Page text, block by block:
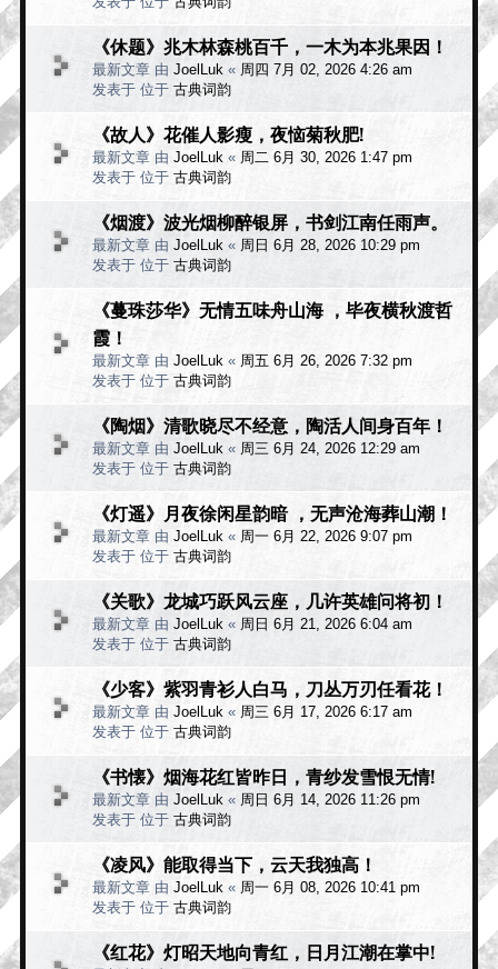
《休题》兆木林森桃百千，一木为本兆果因！
最新文章 由 JoelLuk « 周四 7月 02, 2026 4:26 am
发表于 位于 古典词韵
《故人》花催人影瘦，夜恼菊秋肥!
最新文章 由 JoelLuk « 周二 6月 30, 2026 1:47 pm
发表于 位于 古典词韵
《烟渡》波光烟柳醉银屏，书剑江南任雨声。
最新文章 由 JoelLuk « 周日 6月 28, 2026 10:29 pm
发表于 位于 古典词韵
《蔓珠莎华》无情五味舟山海 ，毕夜横秋渡哲
霞！
最新文章 由 JoelLuk « 周五 6月 26, 2026 7:32 pm
发表于 位于 古典词韵
《陶烟》清歌晓尽不经意，陶活人间身百年！
最新文章 由 JoelLuk « 周三 6月 24, 2026 12:29 am
发表于 位于 古典词韵
《灯遥》月夜徐闲星韵暗 ，无声沧海葬山潮！
最新文章 由 JoelLuk « 周一 6月 22, 2026 9:07 pm
发表于 位于 古典词韵
《关歌》龙城巧跃风云座，几许英雄问将初！
最新文章 由 JoelLuk « 周日 6月 21, 2026 6:04 am
发表于 位于 古典词韵
《少客》紫羽青衫人白马，刀丛万刃任看花！
最新文章 由 JoelLuk « 周三 6月 17, 2026 6:17 am
发表于 位于 古典词韵
《书懐》烟海花红皆昨日，青纱发雪恨无情!
最新文章 由 JoelLuk « 周日 6月 14, 2026 11:26 pm
发表于 位于 古典词韵
《凌风》能取得当下，云天我独高！
最新文章 由 JoelLuk « 周一 6月 08, 2026 10:41 pm
发表于 位于 古典词韵
《红花》灯昭天地向青红，日月江潮在掌中!